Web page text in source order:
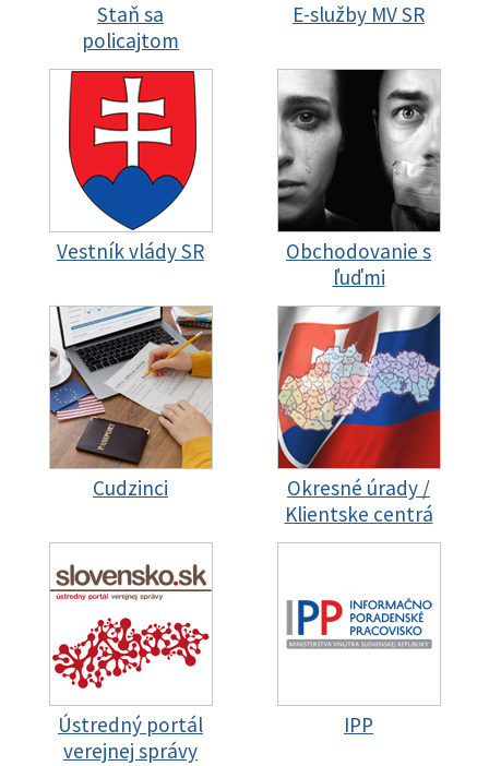
Staň sa
policajtom
E-služby MV SR
Vestník vlády SR
Obchodovanie s
ľuďmi
Cudzinci
Okresné úrady /
Klientske centrá
Ústredný portál
verejnej správy
IPP